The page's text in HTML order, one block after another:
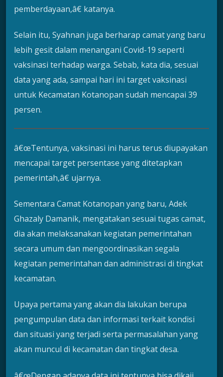
pemberdayaan,â€ katanya.
Selain itu, Syahnan juga berharap camat yang baru
lebih gesit dalam menangani Covid-19 seperti
vaksinasi terhadap warga. Sebab, kata dia, sesuai
data yang ada, sampai hari ini target vaksinasi
untuk Kecamatan Kotanopan sudah mencapai 39
persen.
â€œTentunya, vaksinasi ini harus terus diupayakan
mencapai target persentase yang ditetapkan
pemerintah,â€ ujarnya.
Sementara Camat Kotanopan yang baru, Adek
Ghazaly Damanik, mengatakan sesuai tugas camat,
dia akan melaksanakan kegiatan pemerintahan
secara umum dan mengoordinasikan segala
kegiatan pemerintahan dan administrasi di tingkat
kecamatan.
Upaya pertama yang akan dia lakukan berupa
pengumpulan data dan informasi terkait kondisi
dan situasi yang terjadi serta permasalahan yang
akan muncul di kecamatan dan tingkat desa.